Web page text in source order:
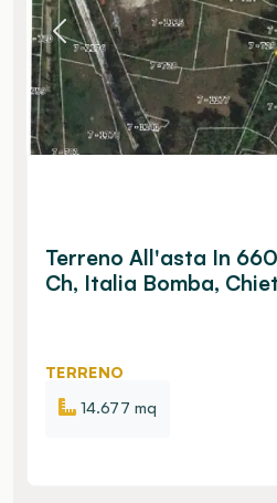
Terreno All'asta In
Ch, Italia Bomba,
TERRENO
14.677 mq